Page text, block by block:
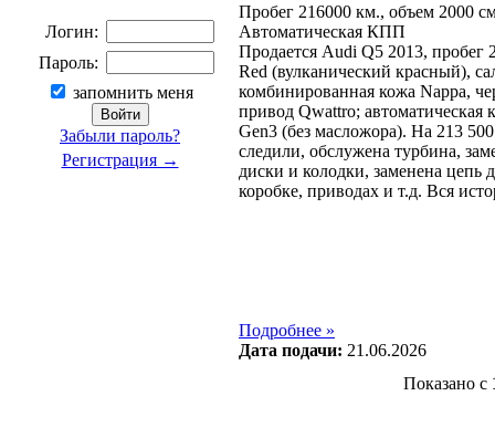
Логин:
Пароль:
запомнить меня
Забыли пароль?
Регистрация →
Пробег 216000 км., объем 2000
Автоматическая КПП
Продается Audi Q5 2013, пробег
Red (вулканический красный),
комбинированная кожа Nappa,
привод Qwattro; автоматическая
Gen3 (без масложора). На 213
следили, обслужена турбина,
диски и колодки, заменена цепь
коробке, приводах и т.д. Вся
Подробнее »
Дата подачи: 21.06.2026
Показано с